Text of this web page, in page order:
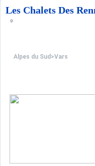
Les Chalets Des
Alpes du Sud >Vars